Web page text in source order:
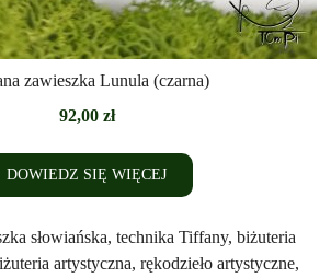
zawieszka Lunula (czarna)
92,00 zł
DOWIEDZ SIĘ WIĘCEJ